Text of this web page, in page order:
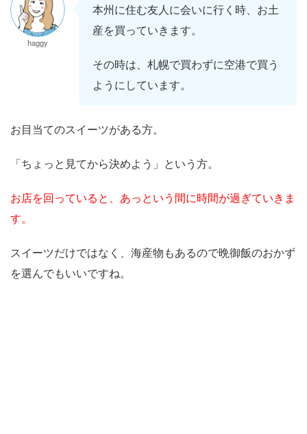
haggy
本州に住む友人に会いに行く時、お土
産を買っていきます。
その時は、札幌で買わずに空港で買う
ようにしています。
お目当てのスイーツがある方。
「ちょっと見てから決めよう」という方。
お店を回っていると、あっという間に時間が過ぎていきま
す。
スイーツだけではなく、海産物もあるので晩御飯のおかず
を選んでもいいですね。